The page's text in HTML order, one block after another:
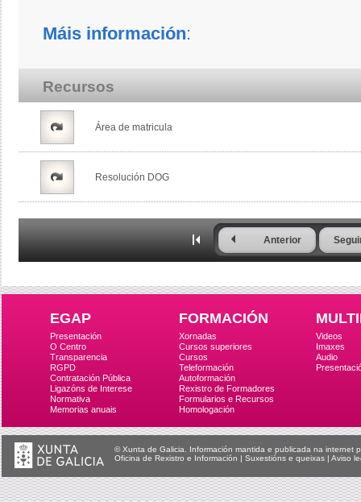
Máis información:
Recursos
Área de matricula
Resolución DOG
Anterior
EGAP
Presentación
O Centro
Transparencia
RGPD
Contratación Pública
Ligazóns de Interese
Normativa
Memorias anuais
FORMACIÓN
Xornadas
Cursos superiores
Cursos
Teleformación
Autoformación
Rexistro de Formadores
Formularios e Recursos
Homologación
Videos
Imaxes
Audio
© Xunta de Galicia. Información mantida e publicada na internet
Oficina de Rexistro e Información | Suxestións e queixas | Aviso